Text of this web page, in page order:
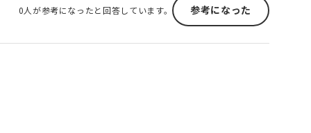
0人が参考になったと回答しています。 参考になった